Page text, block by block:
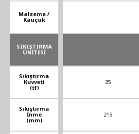
Malzeme /
Kauçuk
SIKIŞTIRMA
ÜNİTESİ
Sıkıştırma
Kuvveti
(tf)
Sıkıştırma
İnme
(mm)
25
215